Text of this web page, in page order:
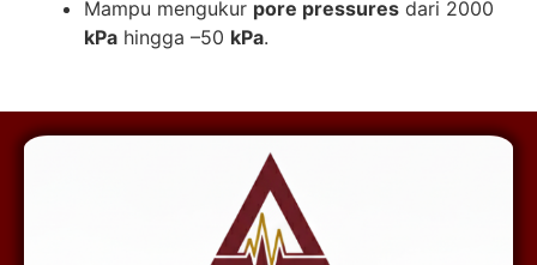
Mampu mengukur pore pressures dari 2000
kPa hingga –50 kPa.